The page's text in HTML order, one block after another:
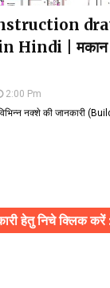
Hindi | मकान
2:00 Pm
नक्शे की जानकारी
हेतु निचे क्लिक करें